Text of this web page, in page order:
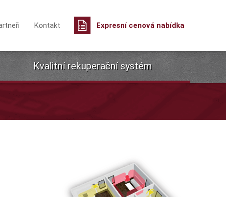
Kontakt Expresní cenová nabídka
Kvalitní rekuperační systém